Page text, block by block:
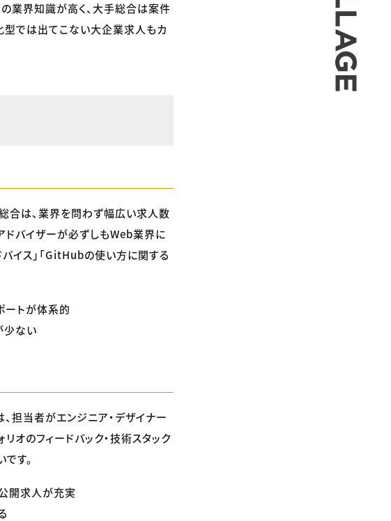
業界知識が高く、大手総合は案件
型では出てこない大企業求人もカ
合は、業界を問わず幅広い求人数
ドバイザーが必ずしもWeb業界に
イス」「GitHubの使い方に関する
ートが体系的
少ない
担当者がエンジニア・デザイナー
オのフィードバック・技術スタック
す。
開求人が充実